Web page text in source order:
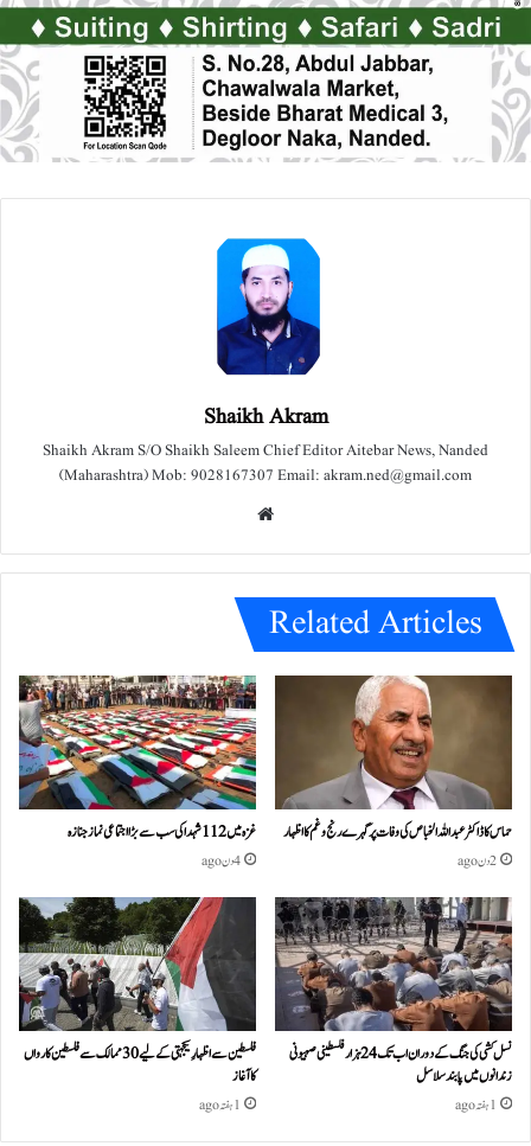
Shaikh Akram
Shaikh Akram S/O Shaikh Saleem Chief Editor Aitebar News, Nanded
(Maharashtra) Mob: 9028167307 Email: akram.ned@gmail.com
e
Related Articles
حماس کا ڈاکٹر عبداللہ الخباص کی وفات پر گہرے رنج وغم کااظہار
2 دن ago
غزہ میں 112 شہدا کی سب سے بڑا اجتماعی نماز جنازہ
4 دن ago
نسل کشی کی جنگ کے دوران اب تک 24ہزار فلسطینی صہیونی
زندانوں میں پابند سلاسل
1 ہفتہ ago
فلسطین سے اظہارِ یکجہتی کے لیے 30 ممالک سے فلسطین کارواں
کا آغاز
1 ہفتہ ago